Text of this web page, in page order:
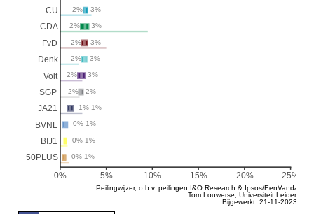
3%
3%
3%
3%
1%-1%
2%
3%
0%-1%
0%-1%
0%-1%
2%
2%
2%
2%
2%
2%
50PLUS
BIJ1
BVNL
JA21
SGP
Volt
Denk
FvD
CDA
CU
0% 5% 10% 15% 20% 25%
Peilingwijzer, o.b.v. peilingen I&O Research & Ipsos/EenVandaag
Tom Louwerse, Universiteit Leiden
Bijgewerkt: 21-11-2023